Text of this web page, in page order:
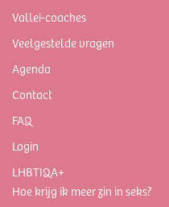
Vallei-coaches
Veelgestelde vragen
Agenda
Contact
FAQ
Login
LHBTIQA+
Hoe krijg ik meer zin in seks?